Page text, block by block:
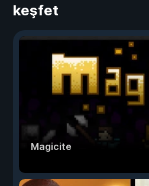
keşfet
Magicite